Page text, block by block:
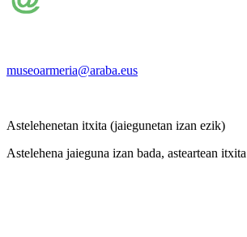
museoarmeria@araba.eus
Astelehenetan itxita (jaiegunetan izan ezik)
Astelehena jaieguna izan bada, asteartean itxita